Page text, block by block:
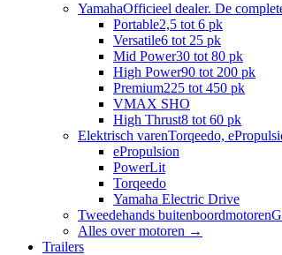
YamahaOfficieel dealer. De
Portable2,5 tot 6 pk
Versatile6 tot 25 pk
Mid Power30 tot 80 pk
High Power90 tot 200 pk
Premium225 tot 450 pk
VMAX SHO
High Thrust8 tot 60 pk
Elektrisch varenTorqeedo,
ePropulsion
PowerLit
Torqeedo
Yamaha Electric Drive
Tweedehands buitenboordmotoren
Alles overmotoren →
Trailers